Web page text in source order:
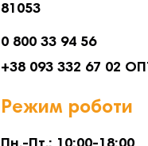
81053
0 800 33 94 56
+38 093 332 67 02
Режим роботи